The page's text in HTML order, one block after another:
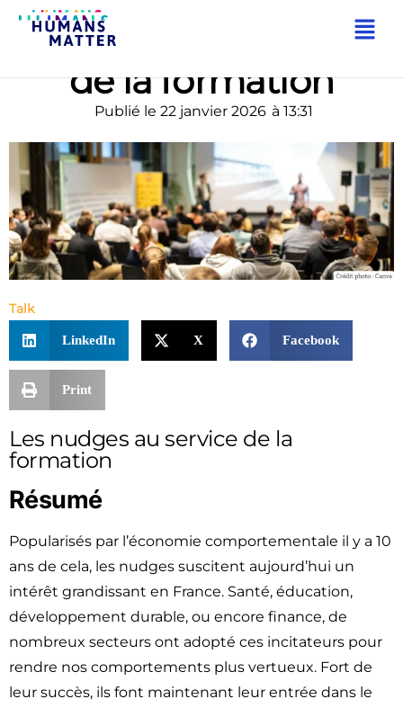
Les nudges au service
de la formation
Publié le 22 janvier 2026 à 13:31
Talk
LinkedIn X Facebook
Print
Les nudges au service de la
formation
Résumé
Popularisés par l’économie comportementale il y a 10
ans de cela, les nudges suscitent aujourd’hui un
intérêt grandissant en France. Santé, éducation,
développement durable, ou encore finance, de
nombreux secteurs ont adopté ces incitateurs pour
rendre nos comportements plus vertueux. Fort de
leur succès, ils font maintenant leur entrée dans le